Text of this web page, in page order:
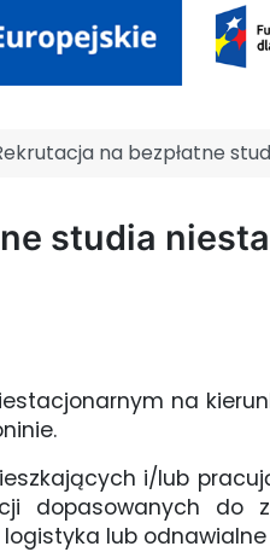
na bezpłatne
studia
na
i/lub
dopasowanych do
lub odnawialne